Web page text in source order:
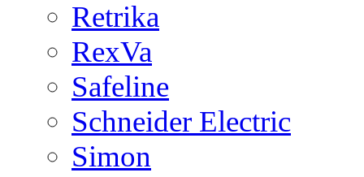
Retrika
RexVa
Safeline
Schneider Electric
Simon